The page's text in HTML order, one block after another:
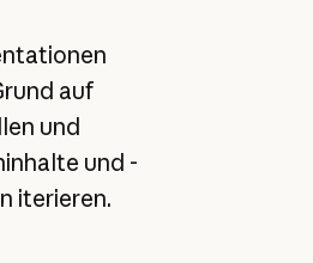
auf
und
und -
iterieren.